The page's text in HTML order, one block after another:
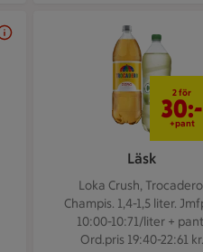
Läsk
Loka Crush,
Champis. 1,4-1,5 liter.
10:00-10:71/liter +
Ord.pris 19:40-22:61 kr.
2
2 för
30:-
+pant